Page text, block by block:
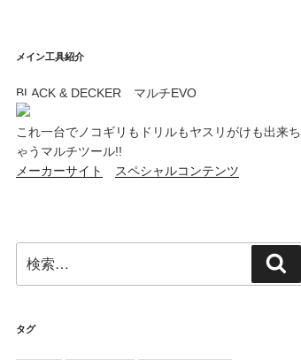
メイン工具紹介
BLACK & DECKER マルチEVO
これ一台でノコギリもドリルもヤスリがけも出来ち
ゃうマルチツール!!
メーカーサイト
スペシャルコンテンツ
索:
索
タグ